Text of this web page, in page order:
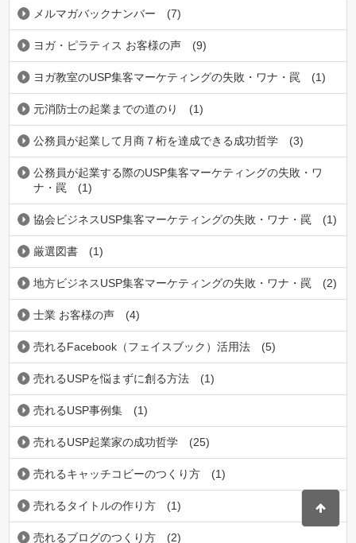
メルマガバックナンバー (7)
ヨガ・ピラティス お客様の声 (9)
ヨガ教室のUSP集客マーケティングの失敗・ワナ・罠 (1)
元消防士の起業までの道のり (1)
公務員が起業して月商７桁を達成できる成功哲学 (3)
公務員が起業する際のUSP集客マーケティングの失敗・ワ
ナ・罠
(1)
協会ビジネスUSP集客マーケティングの失敗・ワナ・罠 (1)
厳選図書 (1)
地方ビジネスUSP集客マーケティングの失敗・ワナ・罠 (2)
士業 お客様の声 (4)
売れるFacebook（フェイスブック）活用法 (5)
売れるUSPを悩まずに創る方法 (1)
売れるUSP事例集 (1)
売れるUSP起業家の成功哲学 (25)
売れるキャッチコビーのつくり方 (1)
売れるタイトルの作り方 (1)
売れるブログのつくり方 (2)